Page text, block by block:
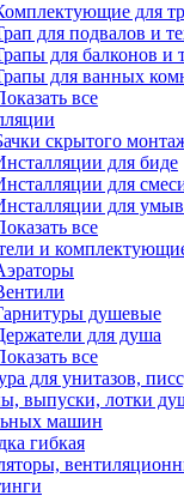
для
для подвалов и
для балконов и
для ванных
все
скрытого
для биде
для
для
все
и
душевые
для душа
все
для унитазов,
выпуски, лотки
машин
гибкая